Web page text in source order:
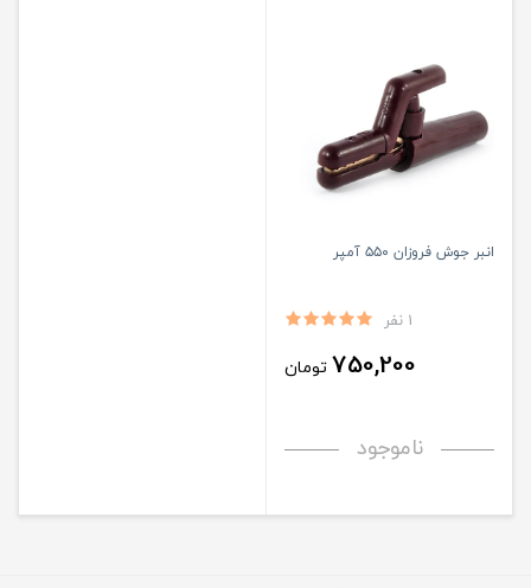
انبر جوش فروزان ۵۵۰ آمپر
1 نفر
750,200 تومان
ناموجود